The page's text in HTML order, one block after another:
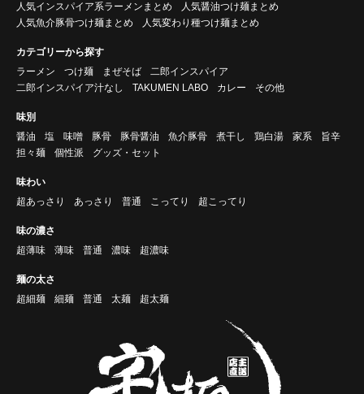
人気インスパイア系ラーメンまとめ
人気醤油つけ麺まとめ
人気魚介豚骨つけ麺まとめ
人気変わり種つけ麺まとめ
カテゴリーから探す
ラーメン
つけ麺 まぜそば
二郎インスパイア
二郎インスパイア汁なし
TAKUMEN LABO カレー その他
味別
醤油
塩 味噌 豚骨 豚骨醤油 魚介豚骨 煮干し 鶏白湯 家系
旨辛
担々麺
個性派 グッズ・セット
味わい
超あっさり
あっさり 普通 こってり 超こってり
味の濃さ
超薄味
薄味 普通 濃味 超濃味
麺の太さ
超細麺
細麺 普通 太麺 超太麺